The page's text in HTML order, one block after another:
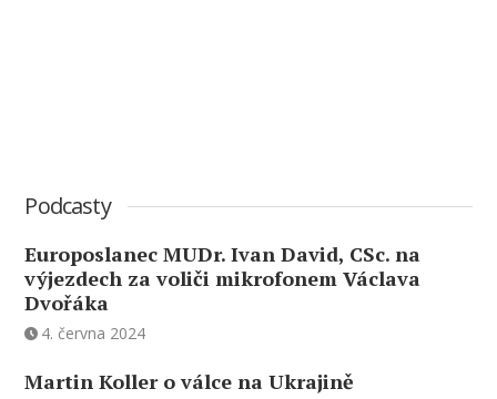
Podcasty
Europoslanec MUDr. Ivan David, CSc. na
výjezdech za voliči mikrofonem Václava
Dvořáka
4. června 2024
Martin Koller o válce na Ukrajině